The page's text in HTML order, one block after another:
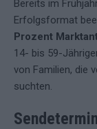
Bereits im
Erfolgsformat
Prozent
14- bis 59-
von Familien, die
suchten.